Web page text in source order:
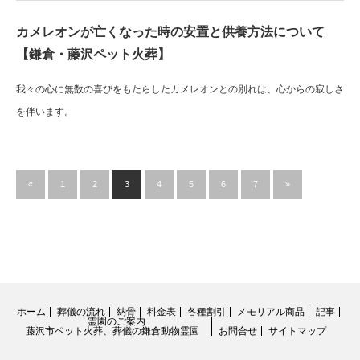
カメレオンが亡くなった時の安置と供養方法について
【鎌倉・藤沢ペット火葬】
我々の心に無数の喜びをもたらしたカメレオンとの別れは、心からの寂しさ
を伴います。
« 1 2 3 4 5 6 7 »
ホーム 葬儀の流れ 納骨 料金表 各種割引 メモリアル商品
記事
霊園のご案内
藤沢市ペット火葬、葬儀の鎌倉動物霊園
お問合せ サイトマップ